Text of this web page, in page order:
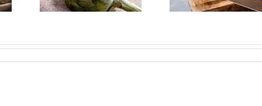
beneficios